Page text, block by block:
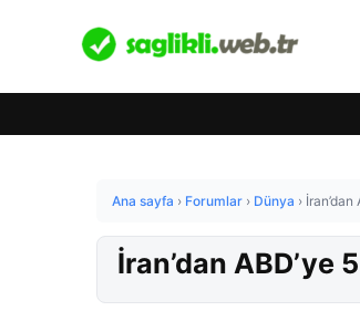
Ana sayfa › Forumlar › Dünya ›
İran’dan